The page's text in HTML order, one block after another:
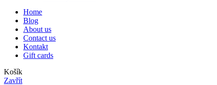
Home
Blog
About us
Contact us
Kontakt
Gift cards
Košík
Zavřít